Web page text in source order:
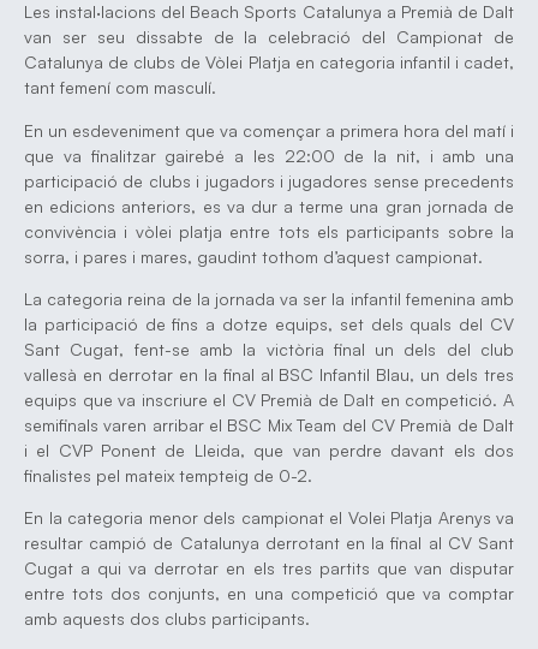
Les instal·lacions del Beach Sports Catalunya a Premià de Dalt
van ser seu dissabte de la celebració del Campionat de
Catalunya de clubs de Vòlei Platja en categoria infantil i cadet,
tant femení com masculí.
En un esdeveniment que va començar a primera hora del matí i
que va finalitzar gairebé a les 22:00 de la nit, i amb una
participació de clubs i jugadors i jugadores sense precedents
en edicions anteriors, es va dur a terme una gran jornada de
convivència i vòlei platja entre tots els participants sobre la
sorra, i pares i mares, gaudint tothom d’aquest campionat.
La categoria reina de la jornada va ser la infantil femenina amb
la participació de fins a dotze equips, set dels quals del CV
Sant Cugat, fent-se amb la victòria final un dels del club
vallesà en derrotar en la final al BSC Infantil Blau, un dels tres
equips que va inscriure el CV Premià de Dalt en competició. A
semifinals varen arribar el BSC Mix Team del CV Premià de Dalt
i el CVP Ponent de Lleida, que van perdre davant els dos
finalistes pel mateix tempteig de 0-2.
En la categoria menor dels campionat el Volei Platja Arenys va
resultar campió de Catalunya derrotant en la final al CV Sant
Cugat a qui va derrotar en els tres partits que van disputar
entre tots dos conjunts, en una competició que va comptar
amb aquests dos clubs participants.